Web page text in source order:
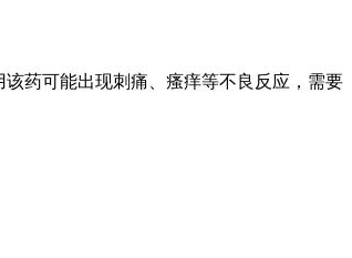
药可能出现刺痛、瘙痒等不良反应，需要